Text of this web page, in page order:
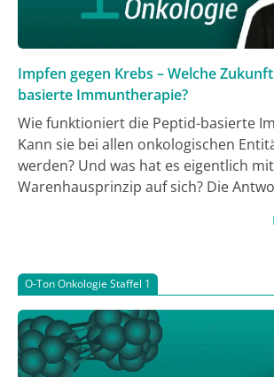
Impfen gegen Krebs – Welche
basierte Immuntherapie?
Wie funktioniert die Peptid-basierte
Kann sie bei allen onkologischen
werden? Und was hat es eigentlich
Warenhausprinzip auf sich? Die
Immuntherapie, Universitätsklinikum
(KKE) Translationale Immunologie im
Dr. Judith Besseling und Jochen
O-Ton Onkologie Staffel 1